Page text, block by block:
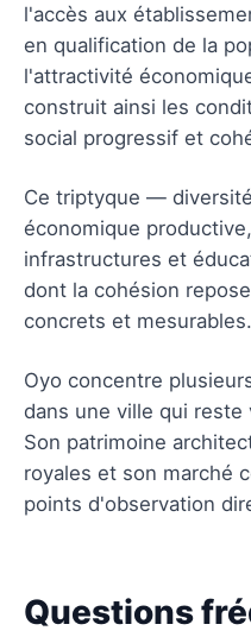
l'accès aux
en qualification de la
l'attractivité
construit ainsi les
social progressif et
Ce triptyque —
économique
infrastructures et
dont la cohésion
concrets et mesurables.
Oyo concentre
dans une ville qui
Son patrimoine
royales et son marché
points d'observation
Questions